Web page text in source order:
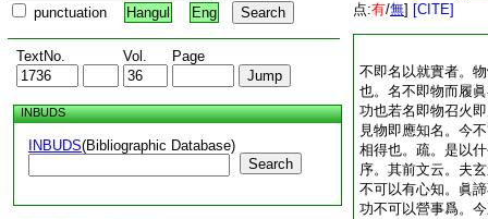
punctuation Hangul Eng
TextNo. Vol. Page
INBUDS
INBUDS(Bibliographic Database)
Search
点:有/無] [CITE]
不即名以就實者。
也。名不即物而履
功也若名即物召火
見物即應知名。今
相得也。疏。是以
序。其前文云。夫
不可以有心知。眞
功不可以營事爲。